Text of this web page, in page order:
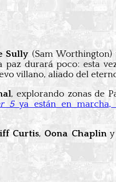
Sully (Sam Worthington)
paz durará poco: esta
villano, aliado del
, explorando zonas de
5ya están en marcha,
Curtis, Oona Chapliny